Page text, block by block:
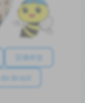
简体中文
Brasil